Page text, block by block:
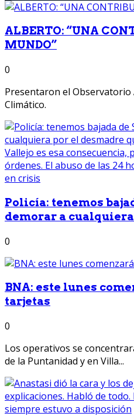
ALBERTO: “UNA
MUNDO”
0
Presentaron el Observatorio
Climático.
Policía: tenemos
demorar a
0
BNA: este lunes
tarjetas
0
Los operativos se
de la Puntanidad y en Villa...